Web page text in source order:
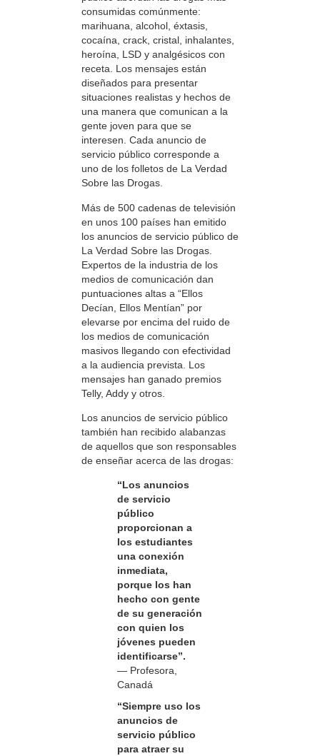
consumidas comúnmente:
marihuana, alcohol, éxtasis,
cocaína, crack, cristal, inhalantes,
heroína, LSD y analgésicos con
receta. Los mensajes están
diseñados para presentar
situaciones realistas y hechos de
una manera que comunican a la
gente joven para que se
interesen. Cada anuncio de
servicio público corresponde a
uno de los folletos de La Verdad
Sobre las Drogas.
Más de 500 cadenas de televisión
en unos 100 países han emitido
los anuncios de servicio público de
La Verdad Sobre las Drogas.
Expertos de la industria de los
medios de comunicación dan
puntuaciones altas a “Ellos
Decían, Ellos Mentían” por
elevarse por encima del ruido de
los medios de comunicación
masivos llegando con efectividad
a la audiencia prevista. Los
mensajes han ganado premios
Telly, Addy y otros.
Los anuncios de servicio público
también han recibido alabanzas
de aquellos que son responsables
de enseñar acerca de las drogas:
“Los anuncios
de servicio
público
proporcionan a
los estudiantes
una conexión
inmediata,
porque los han
hecho con gente
de su generación
con quien los
jóvenes pueden
identificarse”.
— Profesora,
Canadá
“Siempre uso los
anuncios de
servicio público
para atraer su